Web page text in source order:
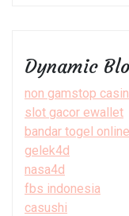
Dynamic
non gamstop
slot gacor ewallet
bandar togel online
gelek4d
nasa4d
fbs indonesia
casushi